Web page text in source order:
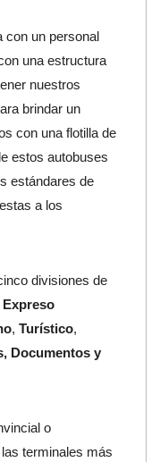
con un personal
una estructura
nuestros
brindar un
con una flotilla de
estos autobuses
estándares de
a los
divisiones de
Expreso
,Turístico,
Documentos y
o
terminales más